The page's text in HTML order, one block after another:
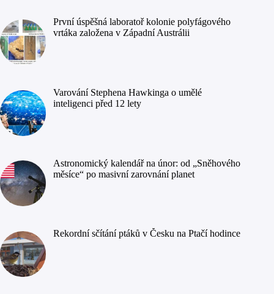
První úspěšná laboratoř kolonie polyfágového
vrtáka založena v Západní Austrálii
Varování Stephena Hawkinga o umělé
inteligenci před 12 lety
Astronomický kalendář na únor: od „Sněhového
měsíce“ po masivní zarovnání planet
Rekordní sčítání ptáků v Česku na Ptačí hodince